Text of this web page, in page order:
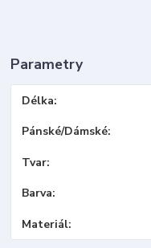
Parametry
Délka
Pánské/Dámské
Tvar
Barva
Materiál